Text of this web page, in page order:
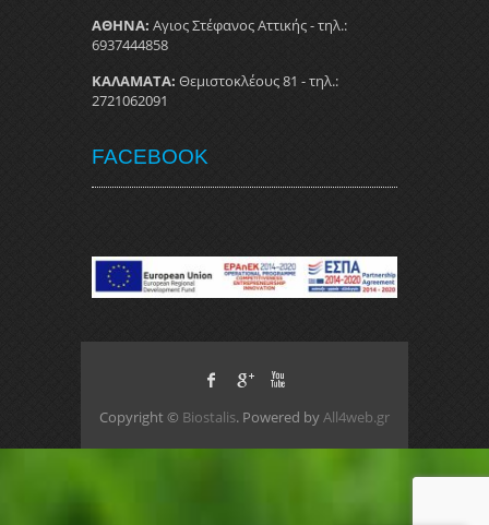
ΑΘΗΝΑ: Αγιος Στέφανος Αττικής - τηλ.:
6937444858
ΚΑΛΑΜΑΤΑ: Θεμιστοκλέους 81 - τηλ.:
2721062091
FACEBOOK
Copyright © Biostalis. Powered byAll4web.gr